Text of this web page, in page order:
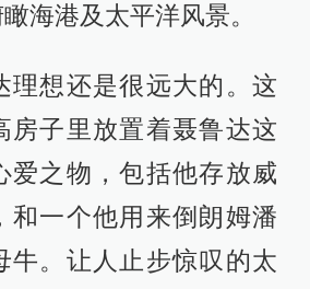
海港及太平洋风景。
理想还是很远大的。这
房子里放置着聂鲁达这
爱之物，包括他存放威
和一个他用来倒朗姆潘
牛。让人止步惊叹的太